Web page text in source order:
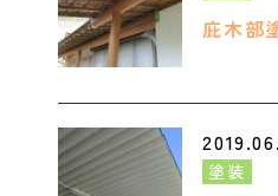
庇木部
塗装